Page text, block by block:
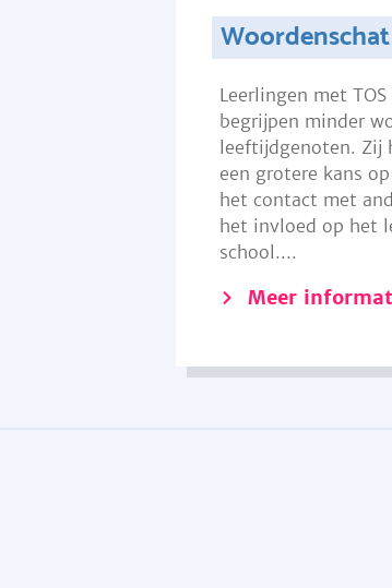
Woordenschat
Leerlingen met
begrijpen minder
leeftijdgenoten. Zij
een grotere kans
het contact met
het invloed op het
school....
Meer